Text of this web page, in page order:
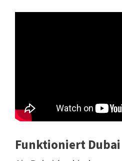
Funktioniert